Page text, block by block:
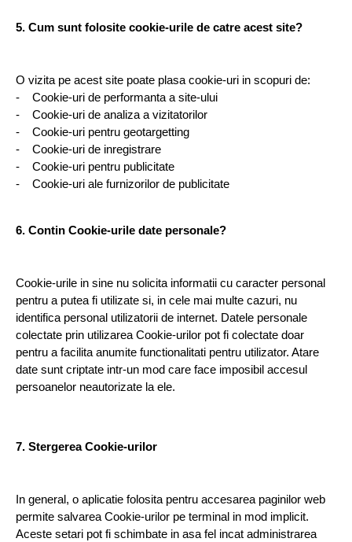
5. Cum sunt folosite cookie-urile de catre acest site?
O vizita pe acest site poate plasa cookie-uri in scopuri de:
-    Cookie-uri de performanta a site-ului
-    Cookie-uri de analiza a vizitatorilor
-    Cookie-uri pentru geotargetting
-    Cookie-uri de inregistrare
-    Cookie-uri pentru publicitate
-    Cookie-uri ale furnizorilor de publicitate
6. Contin Cookie-urile date personale?
Cookie-urile in sine nu solicita informatii cu caracter personal
pentru a putea fi utilizate si, in cele mai multe cazuri, nu
identifica personal utilizatorii de internet. Datele personale
colectate prin utilizarea Cookie-urilor pot fi colectate doar
pentru a facilita anumite functionalitati pentru utilizator. Atare
date sunt criptate intr-un mod care face imposibil accesul
persoanelor neautorizate la ele.
7. Stergerea Cookie-urilor
In general, o aplicatie folosita pentru accesarea paginilor web
permite salvarea Cookie-urilor pe terminal in mod implicit.
Aceste setari pot fi schimbate in asa fel incat administrarea